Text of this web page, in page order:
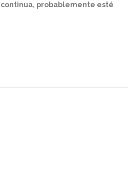
continua, probablemente esté